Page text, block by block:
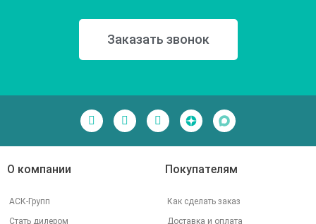
Заказать звонок
О компании
АСК-Групп
Стать дилером
Покупателям
Как сделать заказ
Доставка и оплата